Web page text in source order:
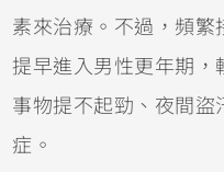
素來治療。不過，頻繁
提早進入男性更年期，
事物提不起勁、夜間盜
症。